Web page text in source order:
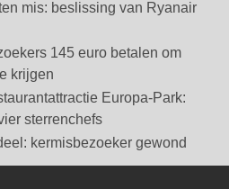
mis: beslissing van Ryanair
145 euro betalen om
krijgen
Europa-Park:
sterrenchefs
kermisbezoeker gewond